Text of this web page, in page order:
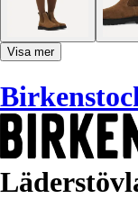
Visa mer